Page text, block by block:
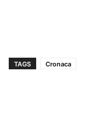
TAGS Cronaca